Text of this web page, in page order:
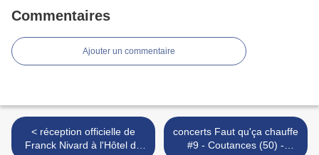
Commentaires
Ajouter un commentaire
< réception officielle de
Franck Nivard à l'Hôtel de
concerts Faut qu'ça chauffe
#9 - Coutances (50) -